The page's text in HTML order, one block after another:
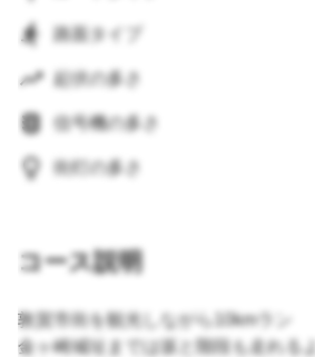
路面タイプ
起伏の多さ
信号機の多さ
街灯の多さ
コース説明
敦賀市街を観光しながら10kmラン
金ヶ崎城址までは坂と階段も走れるよ